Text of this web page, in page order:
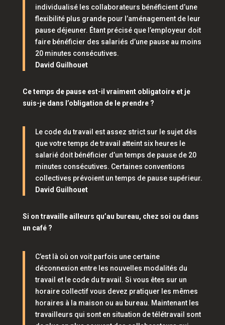
individualisé les collaborateurs bénéficient d’une
flexibilité plus grande pour l’aménagement de leur
pause déjeuner. Étant précisé que l’employeur doit
faire bénéficier des salariés d’une pause au moins
20 minutes consécutives.
David Guilhouet
Ce temps de pause est-il vraiment obligatoire et je
suis-je dans l’obligation de le prendre ?
Le code du travail est assez strict sur le sujet dès
que votre temps de travail atteint six heures le
salarié doit bénéficier d’un temps de pause de 20
minutes consécutives. Certaines conventions
collectives prévoient un temps de pause supérieur.
David Guilhouet
Si on travaille ailleurs qu’au bureau, chez soi ou dans
un café ?
C’est là où on voit parfois une certaine
déconnexion entre les nouvelles modalités du
travail et le code du travail. Si vous êtes sur un
horaire collectif vous devez pratiquer les mêmes
horaires à la maison ou au bureau. Maintenant les
travailleurs qui sont en situation de télétravail sont